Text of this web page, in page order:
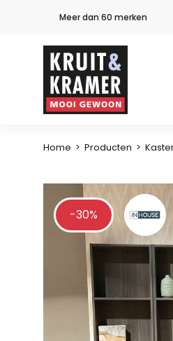
Meer dan 60 merken
Home > Producten >
-30%